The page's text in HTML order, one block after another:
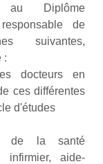
Diplôme
de
suivantes,
:
docteurs en
ces différentes
d'études
de la santé
infirmier, aide-